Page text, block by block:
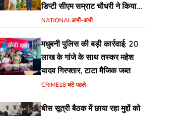
डिप्टी सीएम सम्राट चौधरी ने किया
उद्घाटन, अंतर्राज्यीय समन्वय पर जोर
NATIONALअभी-अभी
मधुबनी पुलिस की बड़ी कार्रवाई: 20
लाख के गांजे के साथ तस्कर महेश
यादव गिरफ्तार, टाटा मैजिक जब्त
CRIME18 घंटे पहले
बीस सूत्री बैठक में छाया रहा मुद्दों को